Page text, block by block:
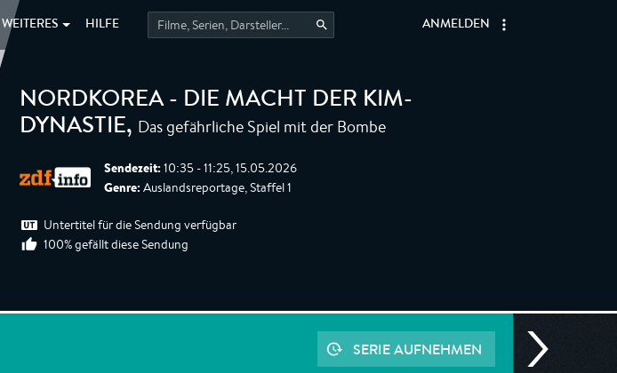
WEITERES HILFE ANMELDEN
NORDKOREA - DIE MACHT DER KIM-
DYNASTIE, Das gefährliche Spiel mit der Bombe
Sendezeit: 10:35 - 11:25, 15.05.2026
Genre: Auslandsreportage, Staffel 1
Untertitel für die Sendung verfügbar
100% gefällt diese Sendung
SERIE AUFNEHMEN